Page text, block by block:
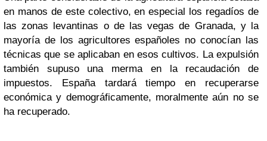
en manos de este colectivo, en especial los regadíos de
las zonas levantinas o de las vegas de Granada, y la
mayoría de los agricultores españoles no conocían las
técnicas que se aplicaban en esos cultivos. La expulsión
también supuso una merma en la recaudación de
impuestos. España tardará tiempo en recuperarse
económica y demográficamente, moralmente aún no se
ha recuperado.